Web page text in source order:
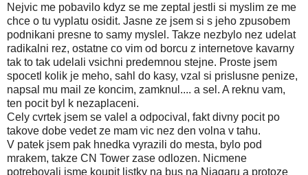
Nejvic me pobavilo kdyz se me zeptal jestli si myslim ze me
chce o tu vyplatu osidit. Jasne ze jsem si s jeho zpusobem
podnikani presne to samy myslel. Takze nezbylo nez udelat
radikalni rez, ostatne co vim od borcu z internetove kavarny
tak to tak udelali vsichni predemnou stejne. Proste jsem
spocetl kolik je meho, sahl do kasy, vzal si prislusne penize,
napsal mu mail ze koncim, zamknul.... a sel. A reknu vam,
ten pocit byl k nezaplaceni.
Cely cvrtek jsem se valel a odpocival, fakt divny pocit po
takove dobe vedet ze mam vic nez den volna v tahu.
V patek jsem pak hnedka vyrazili do mesta, bylo pod
mrakem, takze CN Tower zase odlozen. Nicmene
potrebovali jsme koupit listky na bus na Niagaru a protoze